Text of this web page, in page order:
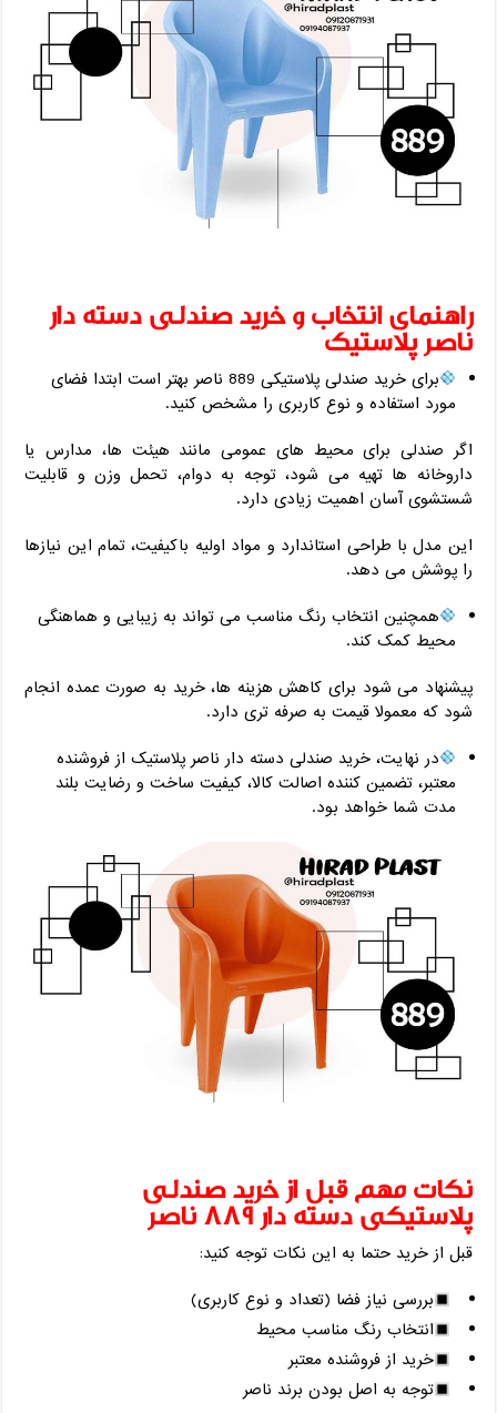
راهنمای انتخاب و خرید صندلی دسته دار
ناصر پلاستیک
برای خرید صندلی پلاستیکی 889 ناصر بهتر است ابتدا فضای
مورد استفاده و نوع کاربری را مشخص کنید.
اگر صندلی برای محیط‌ های عمومی مانند هیئت‌ ها، مدارس یا
داروخانه ‌ها تهیه می‌ شود، توجه به دوام، تحمل وزن و قابلیت
شستشوی آسان اهمیت زیادی دارد.
این مدل با طراحی استاندارد و مواد اولیه باکیفیت، تمام این نیازها
را پوشش می‌ دهد.
همچنین انتخاب رنگ مناسب می ‌تواند به زیبایی و هماهنگی
محیط کمک کند.
پیشنهاد می ‌شود برای کاهش هزینه‌ ها، خرید به ‌صورت عمده انجام
شود که معمولا قیمت به‌ صرفه ‌تری دارد.
در نهایت، خرید صندلی دسته دار ناصر پلاستیک از فروشنده
معتبر، تضمین ‌کننده اصالت کالا، کیفیت ساخت و رضایت بلند
مدت شما خواهد بود.
نکات مهم قبل از خرید صندلی
پلاستیکی دسته دار 889 ناصر
قبل از خرید حتما به این نکات توجه کنید:
بررسی نیاز فضا (تعداد و نوع کاربری)
انتخاب رنگ مناسب محیط
خرید از فروشنده معتبر
توجه به اصل بودن برند ناصر